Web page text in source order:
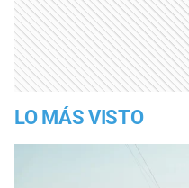
LO MÁS VISTO